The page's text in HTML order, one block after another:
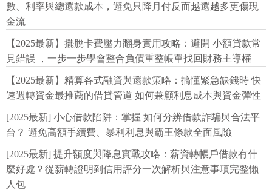
數、利率與總還款成本，避免只降月付反而越還越多更傷現
金流
【2025最新】擺脫卡費壓力翻身實用攻略：避開 小額貸款常
見錯誤 ，一步一步學會整合負債重整帳單找回財務主導權
【2025最新】精算各式融資與還款策略：搞懂緊急缺錢時 快
速週轉資金最推薦的借貸管道 如何兼顧利息成本與資金彈性
[2025最新] 小心借款陷阱：掌握 如何分辨借款詐騙與合法平
台？ 避免高額手續費、暴利利息與霸王條款全面風險
[2025最新] 提升額度與降息實戰攻略：薪資轉帳戶借款有什
麼好處？從薪轉證明到信用評分一次解析與注意事項完整懶
人包